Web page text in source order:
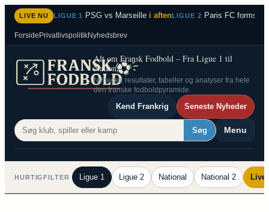
Spring
indhold
LIVE NU LIGUE 1 PSG vs Marseille i aftenLIGUE 2 Paris FC
Forside PrivatlivspolitikNyhedsbrev
Alt om Fransk Fodbold – Fra Ligue 1 til
National 2
Nyheder, resultater, tabeller og analyser fra hele
den franske fodboldpyramide.
Kend Frankrig Seneste Nyheder
Søg Menu
HURTIGFILTER Ligue 1 Ligue 2 National National 2 Live